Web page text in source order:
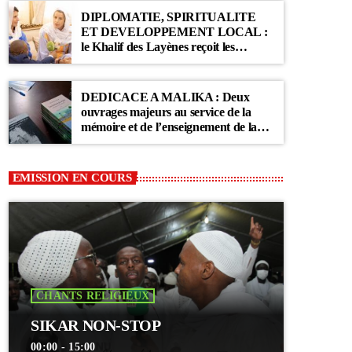
DIPLOMATIE, SPIRITUALITE
ET DEVELOPPEMENT LOCAL :
le Khalif des Layènes reçoit les
ambassadrices de Belgique et des
Pays-Bas
DEDICACE A MALIKA : Deux
ouvrages majeurs au service de la
mémoire et de l’enseignement de la
Communauté Layène
EMISSION EN COURS
CHANTS RELIGIEUX
SIKAR NON-STOP
00:00 - 15:00